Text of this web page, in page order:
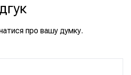
про вашу думку.